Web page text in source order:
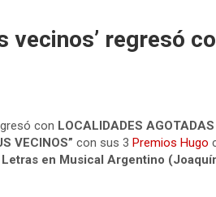
vecinos’ regresó
con LOCALIDADES AGOTADAS
VECINOS” con sus 3 Premios Hugo
en Musical Argentino